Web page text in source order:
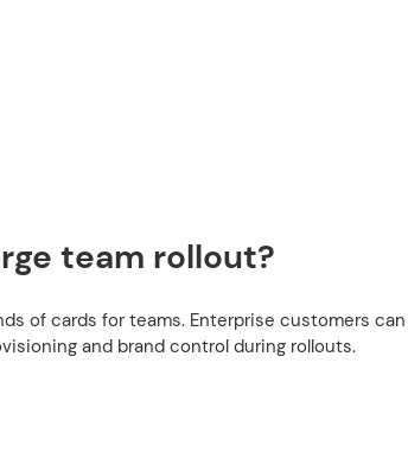
team rollout?
of cards for teams. Enterprise customers
and brand control during rollouts.